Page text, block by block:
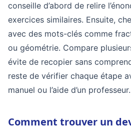
conseille d’abord de relire
exercices similaires. Ensuite,
avec des mots-clés comme
ou géométrie. Compare
évite de recopier sans
reste de vérifier chaque étape
manuel ou l’aide d’un professeur.
Comment trouver un